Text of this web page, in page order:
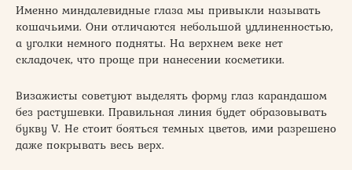
Именно миндалевидные глаза мы привыкли называть
кошачьими. Они отличаются небольшой удлиненностью,
а уголки немного подняты. На верхнем веке нет
складочек, что проще при нанесении косметики.
Визажисты советуют выделять форму глаз карандашом
без растушевки. Правильная линия будет образовывать
букву V. Не стоит бояться темных цветов, ими разрешено
даже покрывать весь верх.